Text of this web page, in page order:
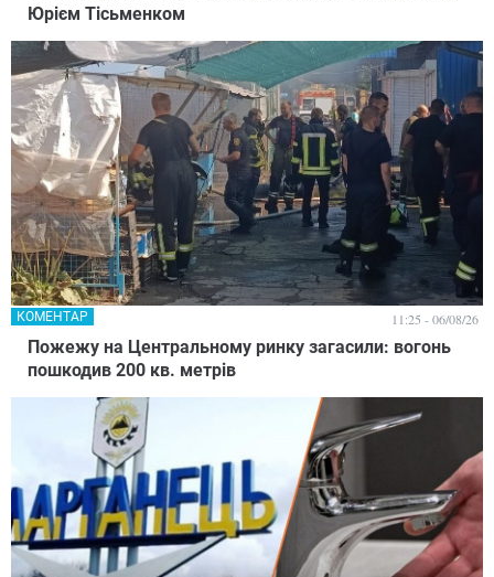
Юрієм Тісьменком
Пожежу на Центральному ринку загасили: вогонь
пошкодив 200 кв. метрів
КОМЕНТАР 11:25 - 06/08/26